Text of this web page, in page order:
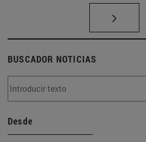
BUSCADOR NOTICIAS
Desde